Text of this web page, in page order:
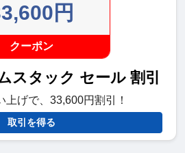
円
クーポン
スタック セール 割引
上げで、33,600円割引！
取引を得る